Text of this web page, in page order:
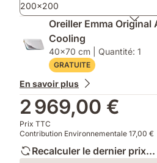
200x200
Oreiller Emma Original
Cooling
40x70 cm | Quantité: 1
GRATUITE
En savoir plus
2 969,00 €
Prix TTC
Contribution Environnementale 17,00 €
Recalculer le dernier prix...